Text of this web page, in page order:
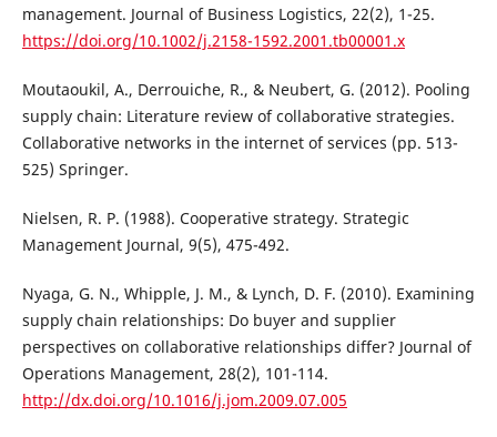
management. Journal of Business Logistics, 22(2), 1-25.
https://doi.org/10.1002/j.2158-1592.2001.tb00001.x
Moutaoukil, A., Derrouiche, R., & Neubert, G. (2012). Pooling
supply chain: Literature review of collaborative strategies.
Collaborative networks in the internet of services (pp. 513-
525) Springer.
Nielsen, R. P. (1988). Cooperative strategy. Strategic
Management Journal, 9(5), 475-492.
Nyaga, G. N., Whipple, J. M., & Lynch, D. F. (2010). Examining
supply chain relationships: Do buyer and supplier
perspectives on collaborative relationships differ? Journal of
Operations Management, 28(2), 101-114.
http://dx.doi.org/10.1016/j.jom.2009.07.005